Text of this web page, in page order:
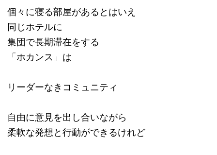
個々に寝る部屋があるとはいえ
同じホテルに
集団で長期滞在をする
「ホカンス」は
リーダーなきコミュニティ
自由に意見を出し合いながら
柔軟な発想と行動ができるけれど